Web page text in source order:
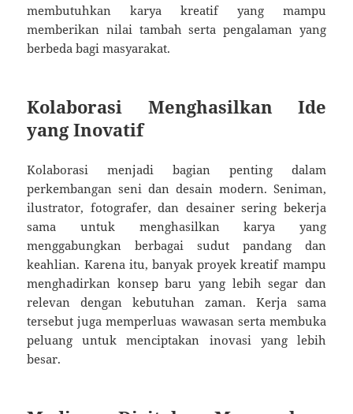
membutuhkan karya kreatif yang mampu
memberikan nilai tambah serta pengalaman yang
berbeda bagi masyarakat.
Kolaborasi Menghasilkan Ide
yang Inovatif
Kolaborasi menjadi bagian penting dalam
perkembangan seni dan desain modern. Seniman,
ilustrator, fotografer, dan desainer sering bekerja
sama untuk menghasilkan karya yang
menggabungkan berbagai sudut pandang dan
keahlian. Karena itu, banyak proyek kreatif mampu
menghadirkan konsep baru yang lebih segar dan
relevan dengan kebutuhan zaman. Kerja sama
tersebut juga memperluas wawasan serta membuka
peluang untuk menciptakan inovasi yang lebih
besar.